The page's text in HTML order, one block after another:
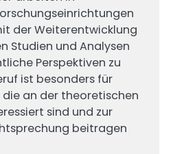
der Weiterentwicklung
Studien und Analysen
Perspektiven zu
ist besonders für
an der theoretischen
sind und zur
beitragen